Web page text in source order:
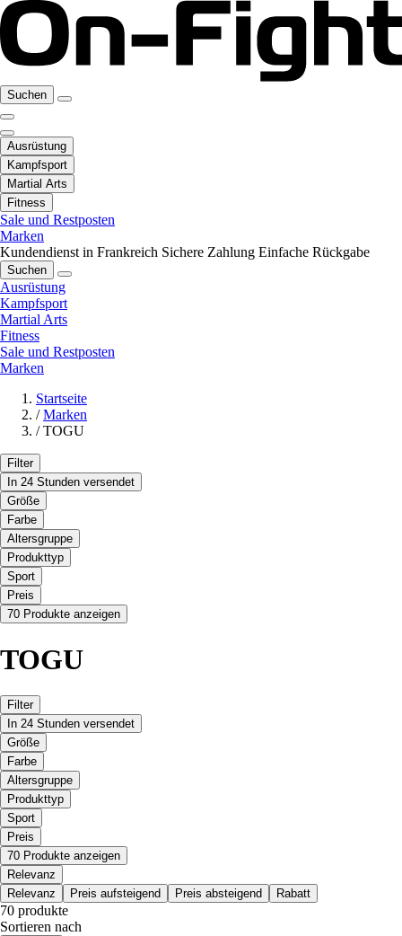
Suchen
Ausrüstung
Kampfsport
Martial Arts
Fitness
Sale und Restposten
Marken
Kundendienst in Frankreich Sichere Zahlung Einfache Rückgabe
Suchen
Ausrüstung
Kampfsport
Martial Arts
Fitness
Sale und Restposten
Marken
Startseite
/ Marken
/ TOGU
Filter
In 24 Stunden versendet
Größe
Farbe
Altersgruppe
Produkttyp
Sport
Preis
70 Produkte anzeigen
TOGU
Filter
In 24 Stunden versendet
Größe
Farbe
Altersgruppe
Produkttyp
Sport
Preis
70 Produkte anzeigen
Relevanz
Relevanz
Preis aufsteigend Preis absteigend Rabatt
70 produkte
Sortieren nach